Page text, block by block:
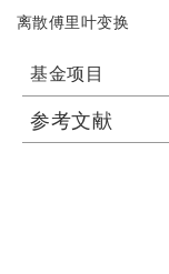
离散傅里叶变换
基金项目
参考文献